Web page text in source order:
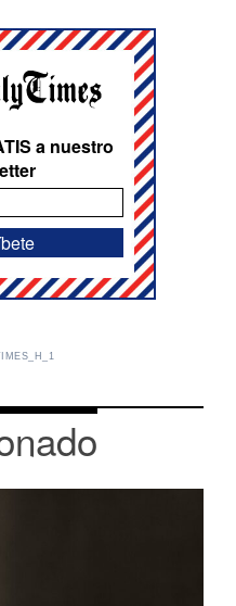
a nuestro